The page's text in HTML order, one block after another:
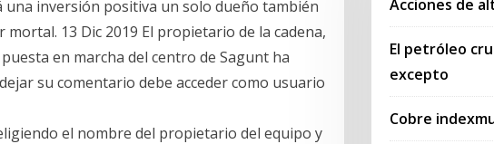
inversión positiva un solo dueño también
13 Dic 2019 El propietario de la cadena,
en marcha del centro de Sagunt ha
su comentario debe acceder como usuario
el nombre del propietario del equipo y
Acciones de
El petróleo
excepto
Cobre